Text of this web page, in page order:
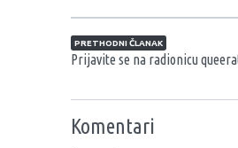
Navigacija članaka
PRETHODNI ČLANAK
Prijavite se na radionicu
Komentari